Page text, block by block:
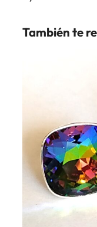
También te